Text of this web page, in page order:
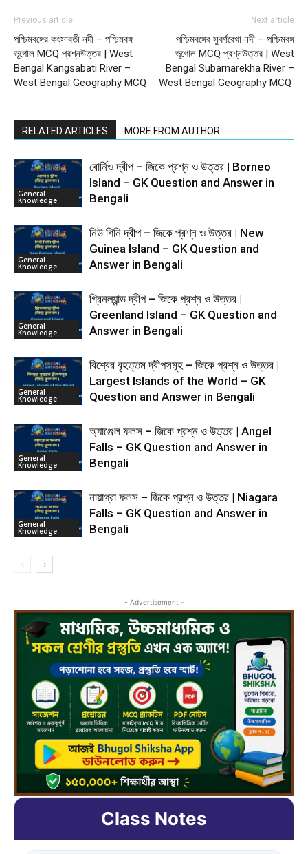
Previous article
পশ্চিমবঙ্গের কংসাবতী নদী – পশ্চিমবঙ্গ
ভূগোল MCQ প্রশ্নউত্তর | West
Bengal Kangsabati River –
West Bengal Geography MCQ
Next article
পশ্চিমবঙ্গের সুবর্ণরেখা নদী – পশ্চিমবঙ্গ
ভূগোল MCQ প্রশ্নউত্তর | West
Bengal Subarnarekha River –
West Bengal Geography MCQ
RELATED ARTICLES MORE FROM AUTHOR
General
Knowledge
বোর্নিও দ্বীপ – জিকে প্রশ্ন ও উত্তর | Borneo
Island – GK Question and Answer in
Bengali
General
Knowledge
নিউ গিনি দ্বীপ – জিকে প্রশ্ন ও উত্তর | New
Guinea Island – GK Question and
Answer in Bengali
General
Knowledge
গ্রিনল্যান্ড দ্বীপ – জিকে প্রশ্ন ও উত্তর |
Greenland Island – GK Question and
Answer in Bengali
General
Knowledge
বিশ্বের বৃহত্তম দ্বীপসমূহ – জিকে প্রশ্ন ও উত্তর |
Largest Islands of the World – GK
Question and Answer in Bengali
General
Knowledge
অ্যাঞ্জেল ফলস – জিকে প্রশ্ন ও উত্তর | Angel
Falls – GK Question and Answer in
Bengali
General
Knowledge
নায়াগ্রা ফলস – জিকে প্রশ্ন ও উত্তর | Niagara
Falls – GK Question and Answer in
Bengali
- Advertisement -
Class Notes